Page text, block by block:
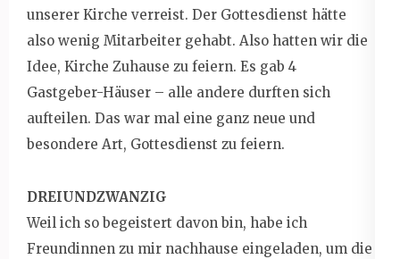
unserer Kirche verreist. Der Gottesdienst hätte
also wenig Mitarbeiter gehabt. Also hatten wir die
Idee, Kirche Zuhause zu feiern. Es gab 4
Gastgeber-Häuser – alle andere durften sich
aufteilen. Das war mal eine ganz neue und
besondere Art, Gottesdienst zu feiern.
DREIUNDZWANZIG
Weil ich so begeistert davon bin, habe ich
Freundinnen zu mir nachhause eingeladen, um die